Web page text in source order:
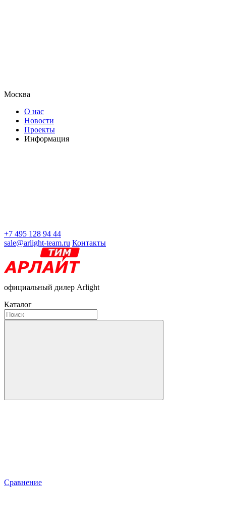
Москва
О нас
Новости
Проекты
Информация
+7 495 128 94 44
sale@arlight-team.ru Контакты
официальный дилер Arlight
Каталог
Сравнение